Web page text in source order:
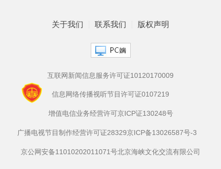
关于我们 联系我们 版权声明
互联网新闻信息服务许可证10120170009
信息网络传播视听节目许可证0107219
增值电信业务经营许可京ICP证130248号
广播电视节目制作经营许可证28329京ICP备13026587号-3
京公网安备11010202011071号北京海峡文化交流有限公司